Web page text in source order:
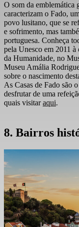
O som da emblemática
caracterizam o Fado,
povo lusitano, que se
e sofrimento, mas
portuguesa. Conheça
pela Unesco em 2011
da Humanidade, no
Museu Amália
sobre o nascimento
As Casas de Fado são
desfrutar de uma
quais visitaraqui.
8. Bairros